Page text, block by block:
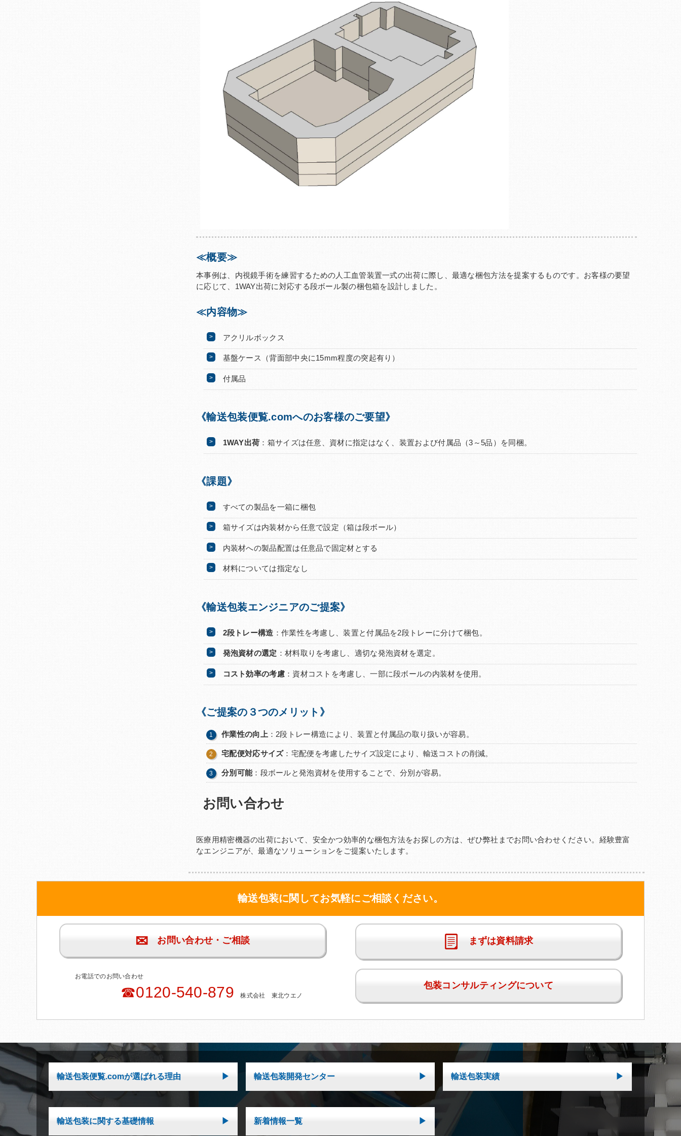
≪概要≫
本事例は、内視鏡手術を練習するための人工血管装置一式の出荷に際し、最適な梱包方法を提案するものです。お客様の要望
に応じて、1WAY出荷に対応する段ボール製の梱包箱を設計しました。
≪内容物≫
アクリルボックス
基盤ケース（背面部中央に15mm程度の突起有り）
付属品
《輸送包装便覧.comへのお客様のご要望》
1WAY出荷 ：箱サイズは任意、資材に指定はなく、装置および付属品（3～5品）を同梱。
《課題》
すべての製品を一箱に梱包
箱サイズは内装材から任意で設定（箱は段ボール）
内装材への製品配置は任意品で固定材とする
材料については指定なし
《輸送包装エンジニアのご提案》
2段トレー構造 ：作業性を考慮し、装置と付属品を2段トレーに分けて梱包。
発泡資材の選定 ：材料取りを考慮し、適切な発泡資材を選定。
コスト効率の考慮：資材コストを考慮し、一部に段ボールの内装材を使用。
《ご提案の３つのメリット》
作業性の向上 ：2段トレー構造により、装置と付属品の取り扱いが容易。
宅配便対応サイズ：宅配便を考慮したサイズ設定により、輸送コストの削減。
分別可能：段ボールと発泡資材を使用することで、分別が容易。
お問い合わせ
医療用精密機器の出荷において、安全かつ効率的な梱包方法をお探しの方は、ぜひ弊社までお問い合わせください。経験豊富
なエンジニアが、最適なソリューションをご提案いたします。
輸送包装に関してお気軽にご相談ください。
✉ お問い合わせ・ご相談 まずは資料請求
お電話でのお問い合わせ
☎0120-540-879 株式会社 東北ウエノ
包装コンサルティングについて
輸送包装便覧.comが選ばれる理由 輸送包装開発センター 輸送包装実績
輸送包装に関する基礎情報 新着情報一覧